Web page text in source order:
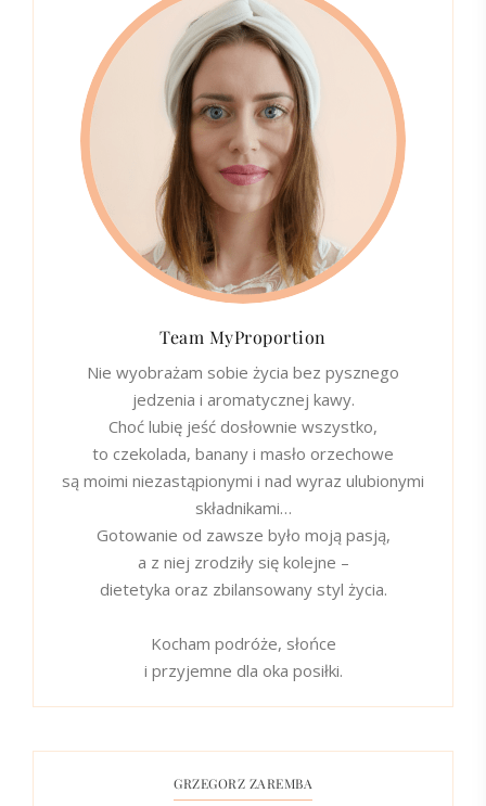
Team MyProportion
Nie wyobrażam sobie życia bez pysznego
jedzenia i aromatycznej kawy.
Choć lubię jeść dosłownie wszystko,
to czekolada, banany i masło orzechowe
są moimi niezastąpionymi i nad wyraz ulubionymi
składnikami…
Gotowanie od zawsze było moją pasją,
a z niej zrodziły się kolejne –
dietetyka oraz zbilansowany styl życia.
Kocham podróże, słońce
i przyjemne dla oka posiłki.
GRZEGORZ ZAREMBA